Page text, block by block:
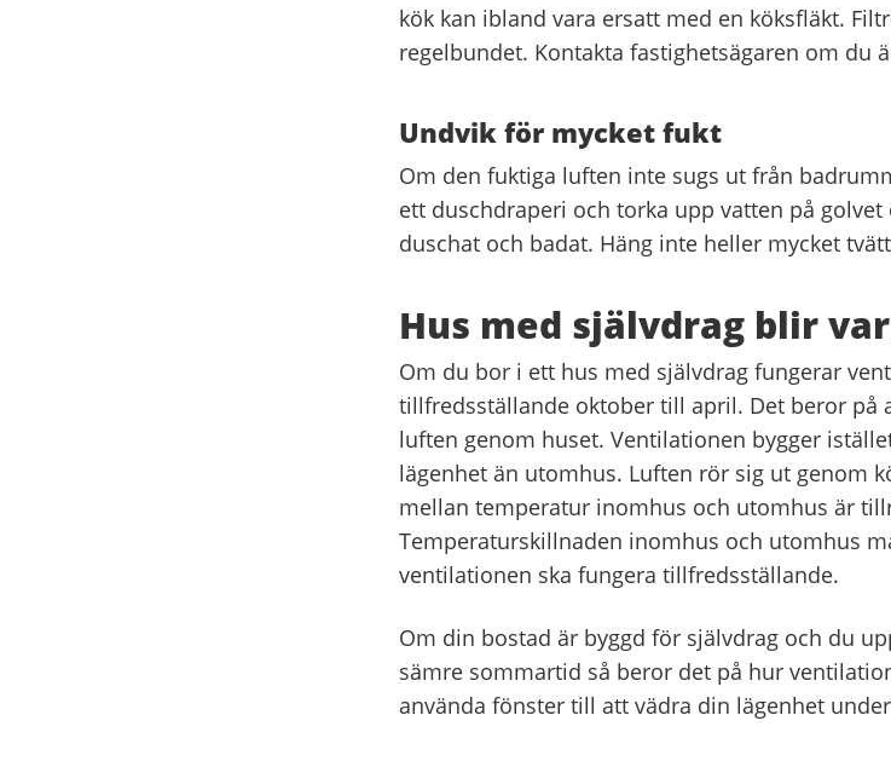
kök kan ibland vara ersatt med en köksfläkt.
regelbundet. Kontakta fastighetsägaren om du
Undvik för mycket fukt
Om den fuktiga luften inte sugs ut från
ett duschdraperi och torka upp vatten på
duschat och badat. Häng inte heller mycket
Hus med självdrag blir
Om du bor i ett hus med självdrag fungerar
tillfredsställande oktober till april. Det beror på
luften genom huset. Ventilationen bygger
lägenhet än utomhus. Luften rör sig ut genom
mellan temperatur inomhus och utomhus är
Temperaturskillnaden inomhus och utomhus
ventilationen ska fungera tillfredsställande.
Om din bostad är byggd för självdrag och du
sämre sommartid så beror det på hur
använda fönster till att vädra din lägenhet